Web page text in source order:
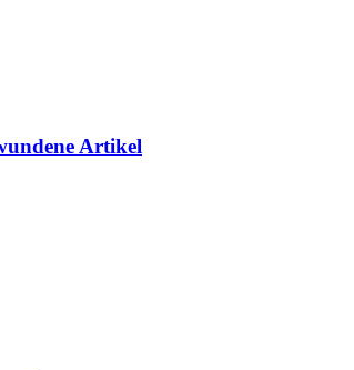
Artikel